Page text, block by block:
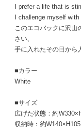
I prefer a life that is
I challenge myself
このエコバックに沢山
さい。
手に入れたその日から
■カラー
White
■サイズ
広げた状態：約
収納時：約